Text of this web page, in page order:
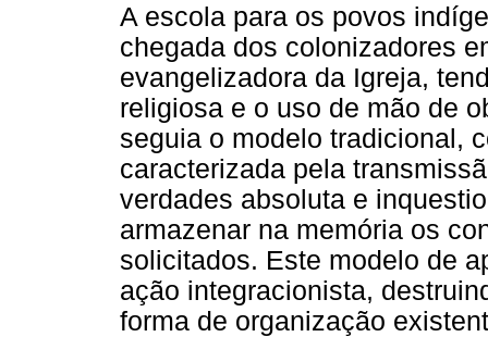
A escola para os povos
chegada dos colonizadores
evangelizadora da Igreja,
religiosa e o uso de mão de
seguia o modelo tradicional,
caracterizada pela
verdades absoluta e
armazenar na memória os
solicitados. Este modelo de
ação integracionista,
forma de organização